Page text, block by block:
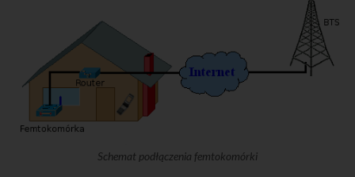
Schemat podłączenia femtokomórki